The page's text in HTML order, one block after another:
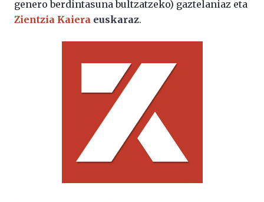
genero berdintasuna bultzatzeko) gaztelaniaz eta
Zientzia Kaiera euskaraz.